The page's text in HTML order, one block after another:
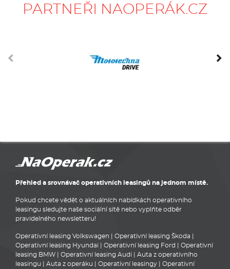
PARTNEŘI NAOPERÁK.CZ
Přehled a srovnávač operativních leasingů na jednom místě.
Pokud chcete vědět o aktuálních nabídkách operativního
leasingu sledujte naše sociální sítě nebo vyplňte odběr
pravidelného newsletteru!
Operativní leasing Volkswagen Operativní leasing Škoda
Operativní leasing Hyundai
Operativní leasing Ford
Operativní
leasing BMW
Operativní leasing Audi
Auta z operativního
leasingu
Auta z operáku Operativní leasingy
Operativní